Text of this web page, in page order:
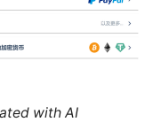
with AI